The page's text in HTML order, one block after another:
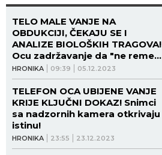
HRONIKA 09:39 05.12.2023
TELO MALE VANJE NA
OBDUKCIJI, ČEKAJU SE I
ANALIZE BIOLOŠKIH TRAGOVA!
Ocu zadržavanje da "ne remeti
istragu"!
HRONIKA 23:55 23.12.2023
TELEFON OCA UBIJENE VANJE
KRIJE KLJUČNI DOKAZ! Snimci
sa nadzornih kamera otkrivaju
istinu!